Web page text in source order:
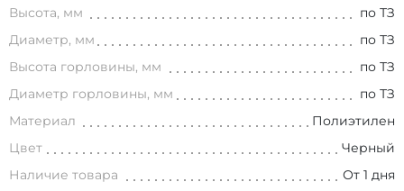
Высота, мм
по ТЗ
Диаметр, мм
по ТЗ
Высота горловины, мм
по ТЗ
Диаметр горловины, мм
по ТЗ
Материал
Полиэтилен
Цвет
Черный
Наличие товара
От 1 дня